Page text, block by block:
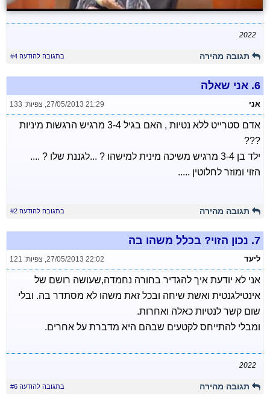
2022
תגובה מהירה בתגובה להודעה #4
6. אני שאלה
אני 27/05/2013 21:29
, צפיות: 133
אדם סטרייט ללא נטיות , האם בגיל 3-4 מרגיש הרגשות מיניות
???
ילד בן 3-4 מרגיש משיכה מינית למישהו ? ...לגננת שלו ? ....
הזוי ומוזר לחלוטין .....
תגובה מהירה בתגובה להודעה #2
7. נכון הזוי? בכלל משהו בה
ליעד 27/05/2013 22:02
, צפיות: 121
אני לא יודעת איך להגדיר בחורה נחמדה,שעושה רושם של
אינטילגנטית ואשת שיחה ובכל זאת משהו לא מסתדר בה. ובלי
שום קשר לנטיות כאלה ואחרות.
ומבלי להתייחס לקטעים שבהם היא מדברת על אחרים.
2022
תגובה מהירה בתגובה להודעה #6